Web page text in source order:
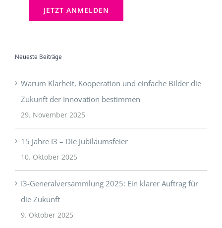
Neueste Beiträge
Warum Klarheit, Kooperation und einfache Bilder die
Zukunft der Innovation bestimmen
29. November 2025
15 Jahre I3 – Die Jubiläumsfeier
10. Oktober 2025
I3-Generalversammlung 2025: Ein klarer Auftrag für
die Zukunft
9. Oktober 2025